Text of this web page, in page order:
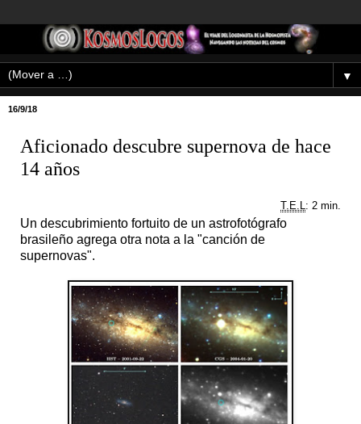
▼
16/9/18
Aficionado descubre supernova de hace
14 años
T.E.L : 2 min.
Un descubrimiento fortuito de un astrofotógrafo
brasileño agrega otra nota a la "canción de
supernovas".